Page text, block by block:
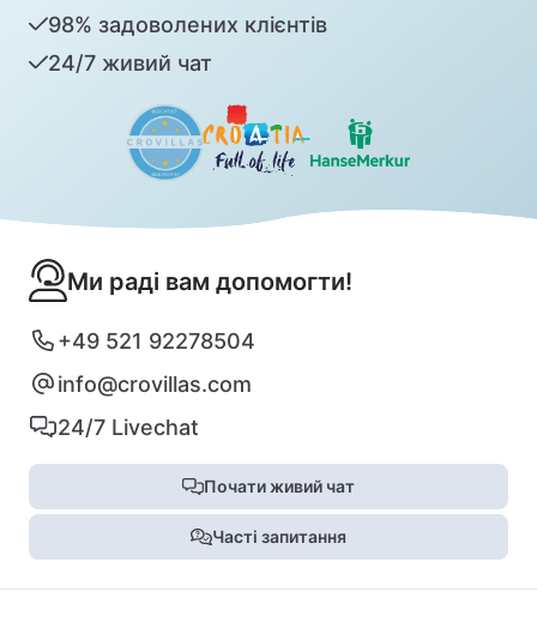
98% задоволених клієнтів
24/7 живий чат
Ми раді вам допомогти!
+49 521 92278504
info@crovillas.com
24/7 Livechat
Почати живий чат
Часті запитання